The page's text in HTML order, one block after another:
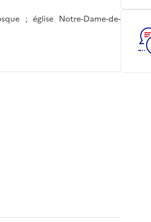
; église Notre-Dame-de-